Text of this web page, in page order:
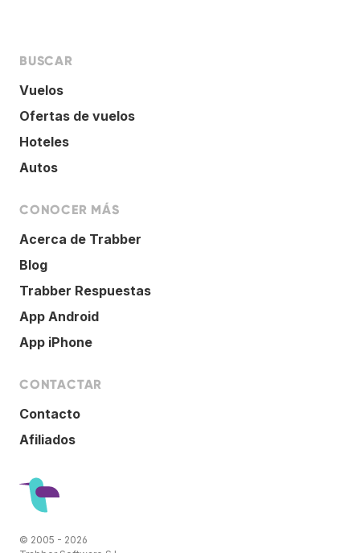
BUSCAR
Vuelos
Ofertas de vuelos
Hoteles
Autos
CONOCER MÁS
Acerca de Trabber
Blog
Trabber Respuestas
App Android
App iPhone
CONTACTAR
Contacto
Afiliados
© 2005 - 2026